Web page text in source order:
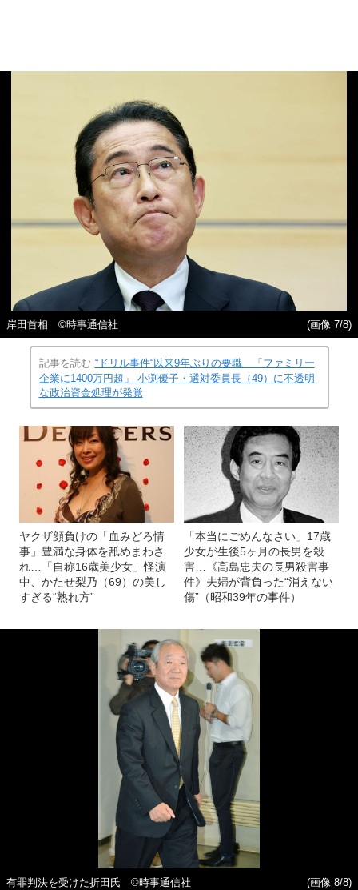
岸田首相 ©時事通信社 (画像 7/8)
記事を読む “ドリル事件“以来9年ぶりの要職 「ファミリー
企業に1400万円超」 小渕優子・選対委員長（49）に不透明
な政治資金処理が発覚
ヤクザ顔負けの「血みどろ情
事」豊満な身体を舐めまわさ
れ…「自称16歳美少女」怪演
中、かたせ梨乃（69）の美し
すぎる“熟れ方”
「本当にごめんなさい」17歳
少女が生後5ヶ月の長男を殺
害…《高島忠夫の長男殺害事
件》夫婦が背負った“消えない
傷”（昭和39年の事件）
有罪判決を受けた折田氏 ©時事通信社 (画像 8/8)